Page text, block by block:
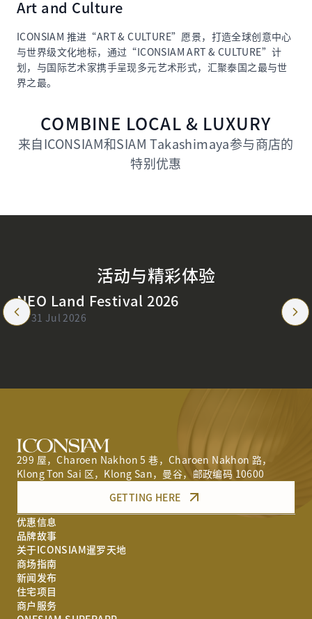
ICONSIAM 推进“ART & CULTURE”愿景，打造全球创意中心
与世界级文化地标，通过“ICONSIAM ART & CULTURE”计
划，与国际艺术家携手呈现多元艺术形式，汇聚泰国之最与世
界之最。
COMBINE LOCAL & LUXURY
来自ICONSIAM和SIAM Takashimaya参与商店的
特别优惠
活动与精彩体验
NEO Land Festival 2026
5 - 31 Jul 2026
2026
299 屋，Charoen Nakhon 5 巷，Charoen Nakhon 路，
Klong Ton Sai 区，Klong San，曼谷，邮政编码 10600
GETTING HERE
优惠信息
品牌故事
关于ICONSIAM暹罗天地
商场指南
新闻发布
住宅项目
商户服务